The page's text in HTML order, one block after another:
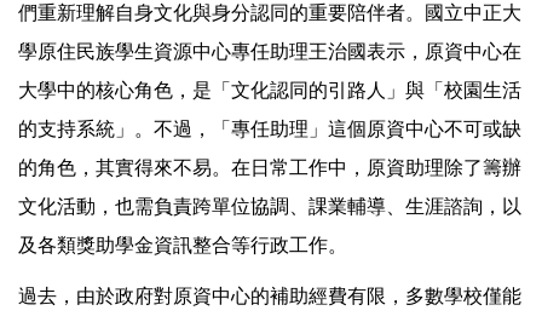
們重新理解自身文化與身分認同的重要陪伴者。國立中正大
學原住民族學生資源中心專任助理王治國表示，原資中心在
大學中的核心角色，是「文化認同的引路人」與「校園生活
的支持系統」。不過，「專任助理」這個原資中心不可或缺
的角色，其實得來不易。在日常工作中，原資助理除了籌辦
文化活動，也需負責跨單位協調、課業輔導、生涯諮詢，以
及各類獎助學金資訊整合等行政工作。
過去，由於政府對原資中心的補助經費有限，多數學校僅能